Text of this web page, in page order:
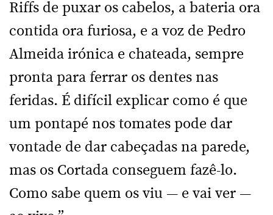
Riffs de puxar os cabelos, a bateria ora
contida ora furiosa, e a voz de Pedro
Almeida irónica e chateada, sempre
pronta para ferrar os dentes nas
feridas. É difícil explicar como é que
um pontapé nos tomates pode dar
vontade de dar cabeçadas na parede,
mas os Cortada conseguem fazê-lo.
Como sabe quem os viu — e vai ver —